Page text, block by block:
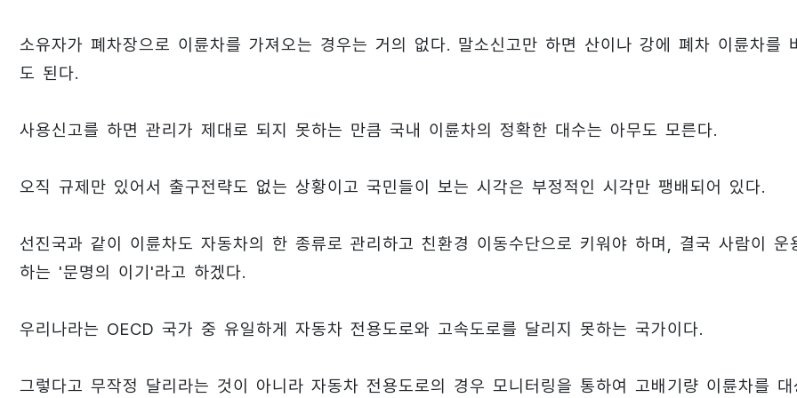
소유자가 폐차장으로 이륜차를 가져오는 경우는 거의 없다. 말소신고만 하면 산이나 강에 폐차 이륜차를
도 된다.
사용신고를 하면 관리가 제대로 되지 못하는 만큼 국내 이륜차의 정확한 대수는 아무도 모른다.
오직 규제만 있어서 출구전략도 없는 상황이고 국민들이 보는 시각은 부정적인 시각만 팽배되어 있다.
선진국과 같이 이륜차도 자동차의 한 종류로 관리하고 친환경 이동수단으로 키워야 하며, 결국 사람이 운
하는 '문명의 이기'라고 하겠다.
우리나라는 OECD 국가 중 유일하게 자동차 전용도로와 고속도로를 달리지 못하는 국가이다.
그렇다고 무작정 달리라는 것이 아니라 자동차 전용도로의 경우 모니터링을 통하여 고배기량 이륜차를 대